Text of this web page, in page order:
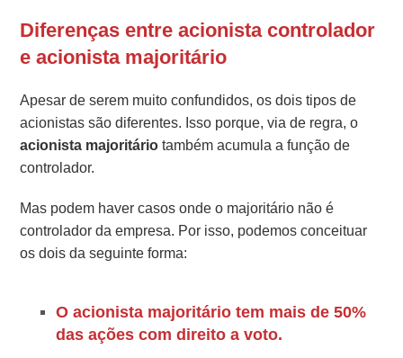
Diferenças entre acionista controlador
e acionista majoritário
Apesar de serem muito confundidos, os dois tipos de
acionistas são diferentes. Isso porque, via de regra, o
acionista majoritáriotambém acumula a função de
controlador.
Mas podem haver casos onde o majoritário não é
controlador da empresa. Por isso, podemos conceituar
os dois da seguinte forma:
O acionista majoritário tem mais de 50%
das ações com direito a voto.